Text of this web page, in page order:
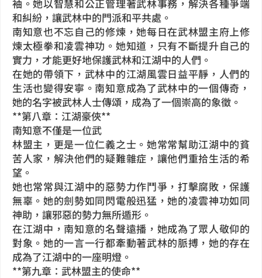
袖。她以智慧和公正管理著武林事務，解決各種爭端
和糾紛，讓武林中的門派和平共處。
南知意也不忘自己的修煉，她每日在武林盟主府上修
煉太極拳和凌雲神功。她知道，只有不斷提升自己的
實力，才能更好地保護武林和江湖中的人們。
在她的帶領下，武林中的江湖風雲日益平靜，人們的
生活也變得安寧。南知意成為了武林中的一個傳奇，
她的名字被武林人士傳頌，成為了一個崇高的象徵。
**第八章：江湖豪俠**
南知意不僅是一位武
林盟主，更是一位仁義之士。她常常幫助江湖中的貧
苦人家，解決他們的疑難雜症，讓他們重拾生活的希
望。
她也常常與江湖中的惡勢力作鬥爭，打擊腐敗，保護
無辜。她的劍勢如同閃電般迅猛，她的凌雲神功如同
神助，讓邪惡的勢力無所遁形。
在江湖中，南知意的名聲遠播，她成為了眾人敬仰的
對象。她的一言一行都牽動著武林的脈搏，她的存在
成為了江湖中的一座明燈。
**第九章：武林盟主的使命**